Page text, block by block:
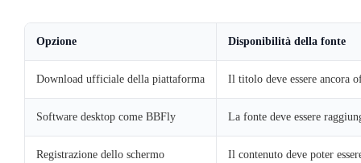
Opzione Disponibilità della fonte
Download ufficiale della piattaforma Il titolo deve essere ancora
Software desktop come BBFly La fonte deve essere
Registrazione dello schermo Il contenuto deve poter